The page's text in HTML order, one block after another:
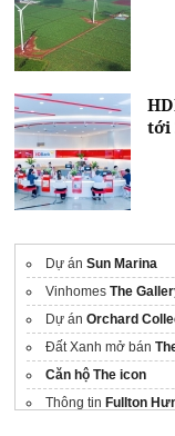
tới
Dự ánSun Marina
VinhomesThe
Dự ánOrchard
Đất Xanh mở bán
Căn hộ The icon
Thông tinFullton